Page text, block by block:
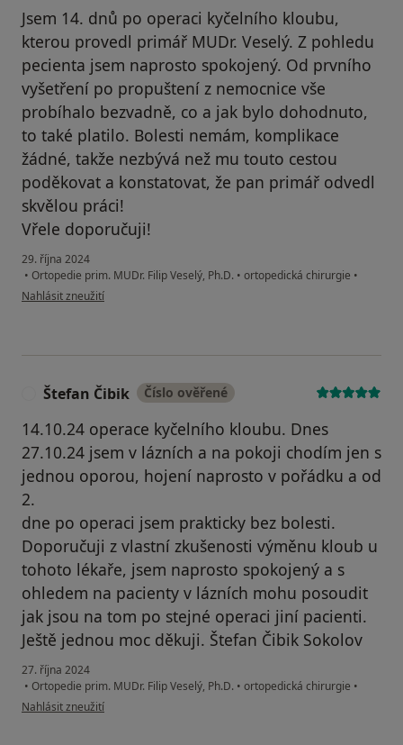
Jsem 14. dnů po operaci kyčelního kloubu,
kterou provedl primář MUDr. Veselý. Z pohledu
pecienta jsem naprosto spokojený. Od prvního
vyšetření po propuštení z nemocnice vše
probíhalo bezvadně, co a jak bylo dohodnuto,
to také platilo. Bolesti nemám, komplikace
žádné, takže nezbývá než mu touto cestou
poděkovat a konstatovat, že pan primář odvedl
skvělou práci!
Vřele doporučuji!
29. října 2024
• Ortopedie prim. MUDr. Filip Veselý, Ph.D. • ortopedická chirurgie •
podle názoru uživatele Radoš Trdlikát
Nahlásit zneužití
Štefan Čibik Číslo ověřené
14.10.24 operace kyčelního kloubu. Dnes
27.10.24 jsem v lázních a na pokoji chodím jen s
jednou oporou, hojení naprosto v pořádku a od
2.
dne po operaci jsem prakticky bez bolesti.
Doporučuji z vlastní zkušenosti výměnu kloub u
tohoto lékaře, jsem naprosto spokojený a s
ohledem na pacienty v lázních mohu posoudit
jak jsou na tom po stejné operaci jiní pacienti.
Ještě jednou moc děkuji. Štefan Čibik Sokolov
27. října 2024
• Ortopedie prim. MUDr. Filip Veselý, Ph.D. • ortopedická chirurgie •
podle názoru uživatele Štefan Čibik
Nahlásit zneužití